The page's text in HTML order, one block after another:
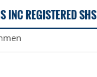
INC REGISTERED SHS